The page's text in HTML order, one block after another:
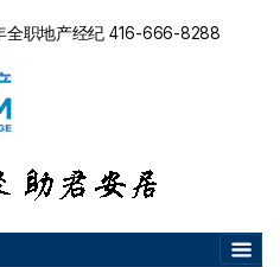
全职地产经纪 416-666-8288